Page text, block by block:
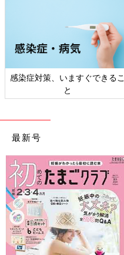
日本外来小児科学会リーフレッ
ト検討会
最新号